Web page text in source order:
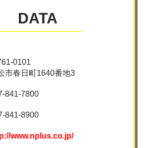
DATA
0101
市春日町1640番地3
841-7800
841-8900
www.nplus.co.jp/